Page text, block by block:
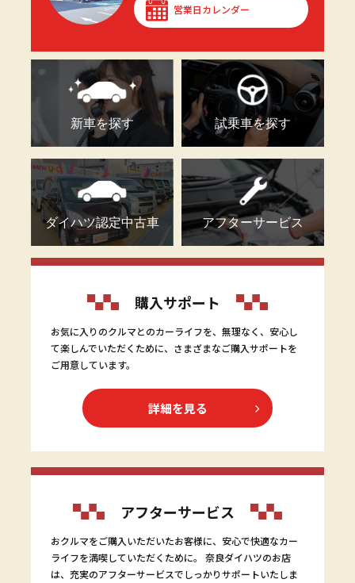
営業日カレンダー
新車を探す 試乗車を探す
ダイハツ認定中古車 アフターサービス
購入サポート
お気に入りのクルマとのカーライフを、無理なく、安心し
て楽しんでいただくために、さまざまなご購入サポートを
ご用意しています。
詳細を見る
アフターサービス
おクルマをご購入いただいたお客様に、安心で快適なカー
ライフを満喫していただくために。 奈良ダイハツのお店
は、充実のアフターサービスでしっかりサポートいたしま